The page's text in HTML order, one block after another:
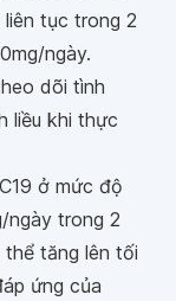
liên tục trong 2
ngày.
dõi tình
liều khi thực
ở mức độ
ngày trong 2
thể tăng lên tối
ứng của